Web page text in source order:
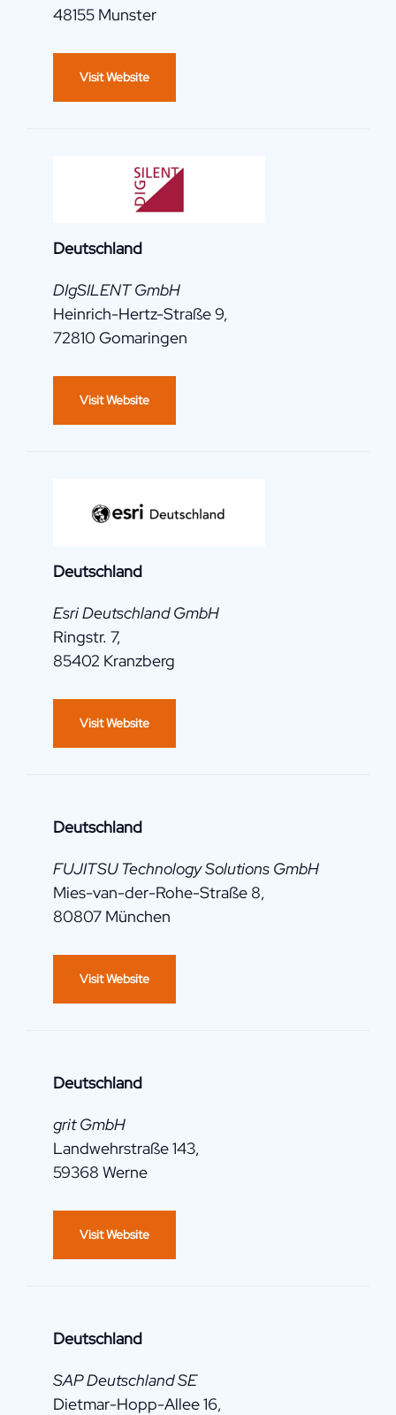
48155 Munster
Visit Website
Deutschland
DIgSILENT GmbH
Heinrich-Hertz-Straße 9,
72810 Gomaringen
Visit Website
Deutschland
Esri Deutschland GmbH
Ringstr. 7,
85402 Kranzberg
Visit Website
Deutschland
FUJITSU Technology Solutions GmbH
Mies-van-der-Rohe-Straße 8,
80807 München
Visit Website
Deutschland
grit GmbH
Landwehrstraße 143,
59368 Werne
Visit Website
Deutschland
SAP Deutschland SE
Dietmar-Hopp-Allee 16,